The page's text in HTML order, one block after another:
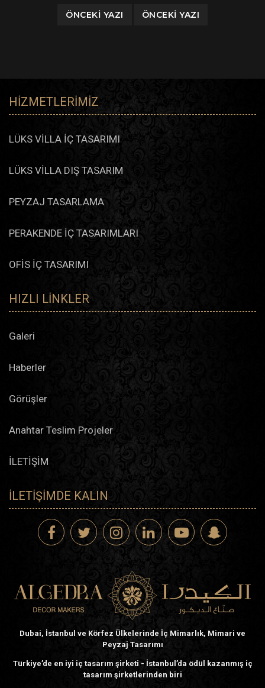
ÖNCEKI YAZI ÖNCEKI YAZI
HIZMETLERIMIZ
LÜKS VİLLA İÇ TASARIMI
LÜKS VİLLA DIŞ TASARIM
PEYZAJ TASARLAMA
PERAKENDE İÇ TASARIMLARI
OFİS İÇ TASARIMI
HIZLI LINKLER
Galeri
Haberler
Görüşler
Anahtar Teslim Projeler
İLETİŞİM
İLETIŞIMDE KALIN
Dubai, İstanbul ve Körfez Ülkelerinde İç Mimarlık, Mimari ve
Peyzaj Tasarımı
Türkiye’de en iyi iç tasarım şirketi - İstanbul’da ödül kazanmış iç
tasarım şirketlerinden biri